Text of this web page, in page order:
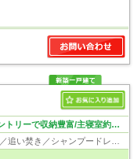
床暖房付きのLDK約25.3帖/全居室収納付き＋WIC＋パントリーで収納豊富/主寝室約9.5帖/ワイドバルコニー